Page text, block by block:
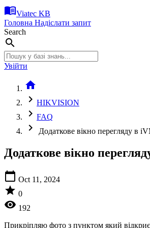
menu_bookViatec KB
Головна Надіслати запит
Search
search
Увійти
home
chevron_right HIKVISION
chevron_right FAQ
chevron_right Додаткове вікно перегляду в
Додаткове вікно
calendar_today Oct 11, 2024
star 0
visibility 192
Прикріпляю фото з пунктом який